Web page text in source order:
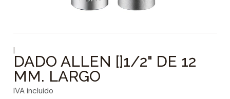
|
DADO ALLEN []1/2" DE 12
MM. LARGO
IVA incluido